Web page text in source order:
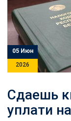
05 Июн
2026
Сдаешь
уплати